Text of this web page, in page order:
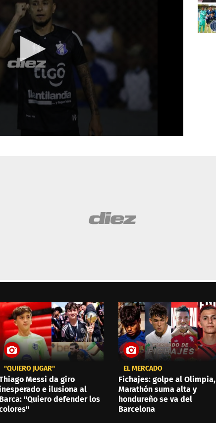
"QUIERO JUGAR"
Messi da giro
e ilusiona al
Barca: "Quiero defender los
EL MERCADO
Fichajes: golpe al Olimpia,
Marathón suma alta y
hondureño se va del
Barcelona